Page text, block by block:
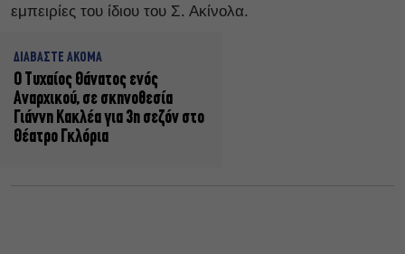
εμπειρίες του ίδιου του Σ. Ακίνολα.
ΔΙΑΒΑΣΤΕ ΑΚΟΜΑ
Ο Τυχαίος Θάνατος ενός
Αναρχικού, σε σκηνοθεσία
Γιάννη Κακλέα για 3η σεζόν στο
Θέατρο Γκλόρια